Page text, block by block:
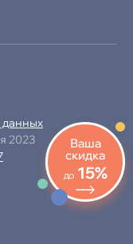
Ваша
скидка
до 15%
рассрочку
данных
2023